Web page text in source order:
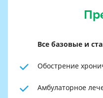
Все базовые и
Обострение
Амбулаторное